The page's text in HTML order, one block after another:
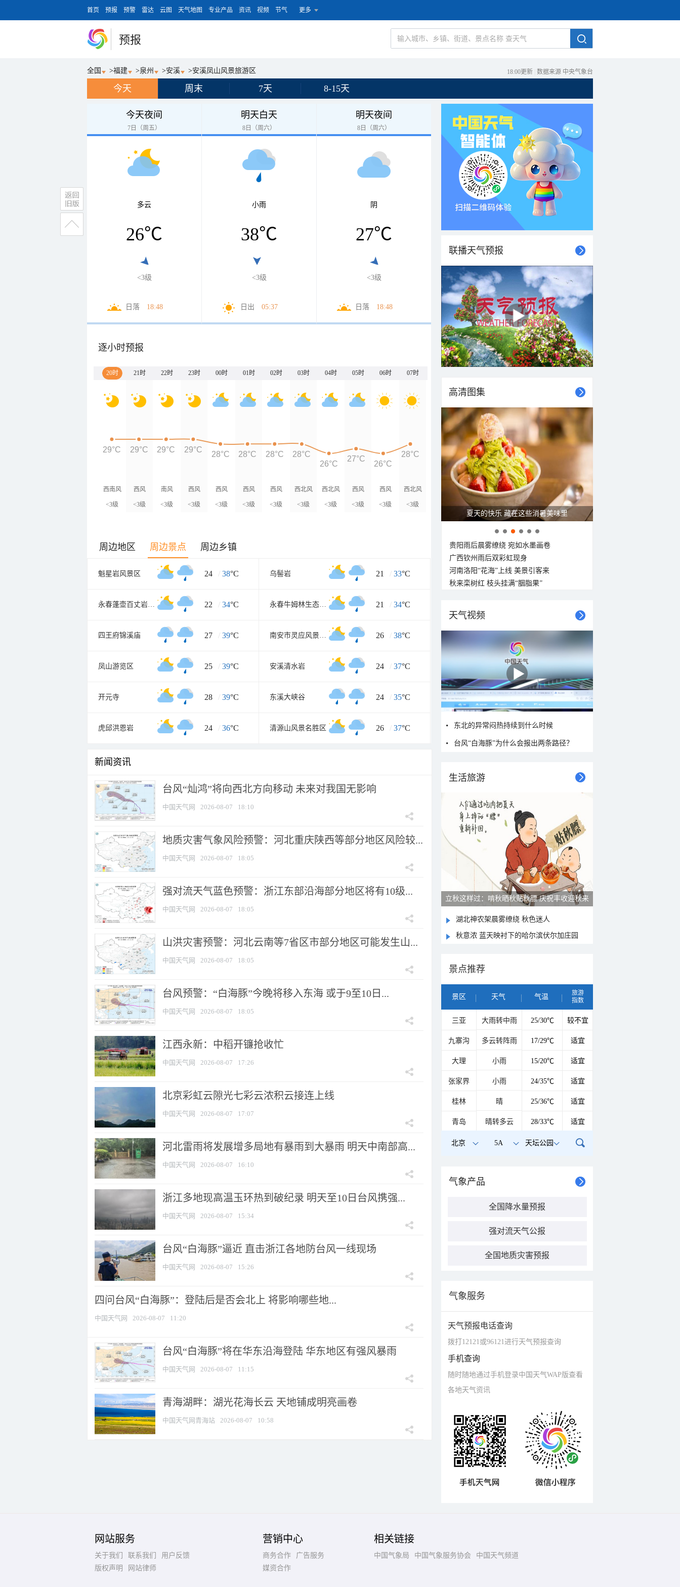
首页 预报 预警 雷达 云图 天气地图 专业产品 资讯 视频 节气 更多
预报
全国 >福建 >泉州 >安溪 >安溪凤山风景旅游区 18:00更新 数据来源 中央气象台
今天 周末 7天 8-15天
今天夜间
7日（周五）
多云
26℃
<3级
日落 18:48
明天白天
8日（周六）
小雨
38℃
<3级
日出 05:37
明天夜间
8日（周六）
阴
27℃
<3级
日落 18:48
逐小时预报
20时 21时 22时 23时 00时 01时 02时 03时 04时 05时 06时 07时
西南风
<3级
西风
<3级
南风
<3级
西风
<3级
西风
<3级
西风
<3级
西风
<3级
西北风
<3级
西北风
<3级
西风
<3级
西风
<3级
西北风
<3级
29°C 29°C 29°C 29°C
28°C 28°C 28°C 28°C
26°C
27°C
26°C
28°C
周边地区 周边景点 周边乡镇
魁星岩风景区 24 / 38°C 乌髻岩 21 / 33°C
永春蓬壶百丈岩风景区 22 / 34°C 永春牛姆林生态旅游区 21 / 34°C
四王府锦溪庙 27 / 39°C 南安市灵应风景旅游区 26 / 38°C
凤山游览区 25 / 39°C 安溪清水岩 24 / 37°C
开元寺 28 / 39°C 东溪大峡谷 24 / 35°C
虎邱洪恩岩 24 / 36°C 清源山风景名胜区 26 / 37°C
新闻资讯
台风“灿鸿”将向西北方向移动 未来对我国无影响
中国天气网 2026-08-07 18:10
地质灾害气象风险预警：河北重庆陕西等部分地区风险较...
中国天气网 2026-08-07 18:05
强对流天气蓝色预警：浙江东部沿海部分地区将有10级...
中国天气网 2026-08-07 18:05
山洪灾害预警：河北云南等7省区市部分地区可能发生山...
中国天气网 2026-08-07 18:05
台风预警：“白海豚”今晚将移入东海 或于9至10日...
中国天气网 2026-08-07 18:05
江西永新：中稻开镰抢收忙
中国天气网 2026-08-07 17:26
北京彩虹云隙光七彩云浓积云接连上线
中国天气网 2026-08-07 17:07
河北雷雨将发展增多局地有暴雨到大暴雨 明天中南部高...
中国天气网 2026-08-07 16:10
浙江多地现高温玉环热到破纪录 明天至10日台风携强...
中国天气网 2026-08-07 15:34
台风“白海豚”逼近 直击浙江各地防台风一线现场
中国天气网 2026-08-07 15:26
四问台风“白海豚”：登陆后是否会北上 将影响哪些地...
中国天气网 2026-08-07 11:20
台风“白海豚”将在华东沿海登陆 华东地区有强风暴雨
中国天气网 2026-08-07 11:15
青海湖畔：湖光花海长云 天地铺成明亮画卷
中国天气网青海站 2026-08-07 10:58
联播天气预报
高清图集
夏天的快乐 藏在这些消暑美味里
贵阳雨后晨雾缭绕 宛如水墨画卷
广西钦州雨后双彩虹现身
河南洛阳“花海”上线 美景引客来
秋来栾树红 枝头挂满“胭脂果”
天气视频
东北的异常闷热持续到什么时候
台风“白海豚”为什么会报出两条路径？
生活旅游
立秋这样过：啃秋晒秋贴秋膘 庆祝丰收迎秋来
湖北神农架晨雾缭绕 秋色迷人
秋意浓 蓝天映衬下的哈尔滨伏尔加庄园
景点推荐
景区 天气 气温
旅游
指数
三亚 大雨转中雨 25/30℃ 较不宜
九寨沟 多云转阵雨 17/29℃ 适宜
大理 小雨 15/20℃ 适宜
张家界 小雨 24/35℃ 适宜
桂林 晴 25/36℃ 适宜
青岛 晴转多云 28/33℃ 适宜
北京 5A 天坛公园
气象产品
全国降水量预报
强对流天气公报
全国地质灾害预报
气象服务
天气预报电话查询
拨打12121或96121进行天气预报查询
手机查询
随时随地通过手机登录中国天气WAP版查看
各地天气资讯
网站服务
关于我们 联系我们
用户反馈
版权声明
网站律师
营销中心
商务合作
广告服务
媒资合作
相关链接
中国气象局 中国气象服务协会 中国天气频道